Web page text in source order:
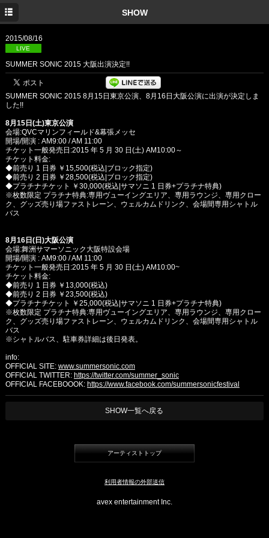
SHOW
2015/08/16
LIVE
SUMMER SONIC 2015 大阪出演決定!!
SUMMER SONIC 2015 8月15日東京公演、8月16日大阪公演に出演が決定しま
した!!
8月15日(土)東京公演
会場:QVCマリンフィールド&幕張メッセ
開場/開演 : AM9:00 / AM 11:00
チケット一般発売日:2015 年 5 月 30 日(土) AM10:00～
チケット料金:
◆前売り 1 日券 ￥15,500(税込|ブロック指定)
◆前売り 2 日券 ￥28,500(税込|ブロック指定)
◆プラチナチケット ￥30,000(税込|サマソニ 1 日券+プラチナ特典)
※枚数限定 プラチナ特典:専用ヴューイングエリア、専用ラウンジ、専用クロー
ク、グッズ売り場ファストレーン、ウェルカムドリンク、会場間専用シャトル
バス
8月16日(日)大阪公演
会場:舞洲サマーソニック大阪特設会場
開場/開演 : AM9:00 / AM 11:00
チケット一般発売日:2015 年 5 月 30 日(土) AM10:00~
チケット料金:
◆前売り 1 日券 ￥13,000(税込)
◆前売り 2 日券 ￥23,500(税込)
◆プラチナチケット ￥25,000(税込|サマソニ 1 日券+プラチナ特典)
※枚数限定 プラチナ特典:専用ヴューイングエリア、専用ラウンジ、専用クロー
ク、グッズ売り場ファストレーン、ウェルカムドリンク、会場間専用シャトル
バス
※シャトルバス、駐車券詳細は後日発表。
info:
OFFICIAL SITE: www.summersonic.com
OFFICIAL TWITTER: https://twitter.com/summer_sonic
OFFICIAL FACEBOOOK: https://www.facebook.com/summersonicfestival
SHOW一覧へ戻る
アーティストトップ
利用者情報の外部送信
avex entertainment Inc.
INFORMATION
SHOW
PROFILE
GOODS
YouTube
TWITTER